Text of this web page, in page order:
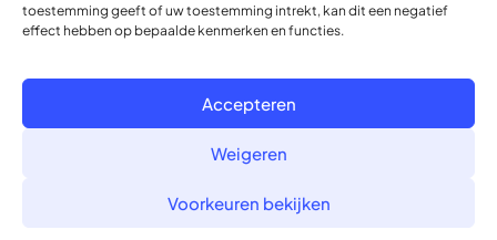
toestemming geeft of uw toestemming intrekt, kan dit een negatief
effect hebben op bepaalde kenmerken en functies.
Accepteren
Weigeren
Voorkeuren bekijken
Ons team
Contact
© Kolibri, software en websites voor makelaars